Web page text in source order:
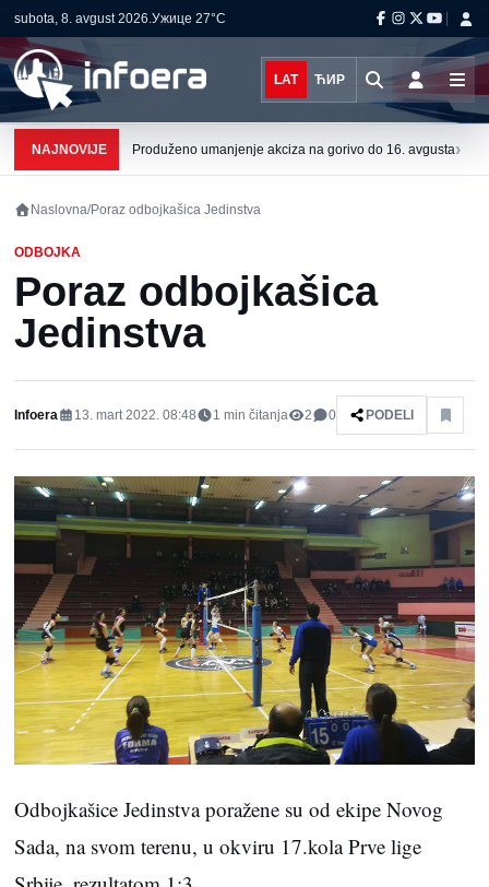
subota, 8. avgust 2026.Ужице 27°C
LAT ЋИР
NAJNOVIJE Produženo umanjenje akciza na gorivo do 16. avgusta›
Naslovna/Poraz odbojkašica Jedinstva
ODBOJKA
Poraz odbojkašica
Jedinstva
Infoera 13. mart 2022. 08:48 1 min čitanja 2 0 PODELI
Odbojkašice Jedinstva poražene su od ekipe Novog
Sada, na svom terenu, u okviru 17.kola Prve lige